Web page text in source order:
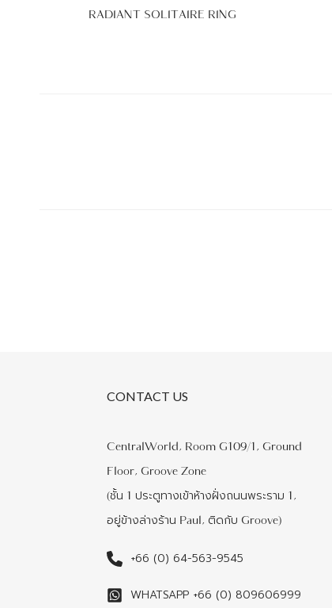
RADIANT SOLITAIRE RING
CONTACT US
CentralWorld, Room G109/1, Ground
Floor, Groove Zone
(ชั้น 1 ประตูทางเข้าห้างฝั่งถนนพระราม 1,
อยู่ข้างล่างร้าน Paul, ติดกับ Groove)
+66 (0) 64-563-9545
WHATSAPP +66 (0) 809606999